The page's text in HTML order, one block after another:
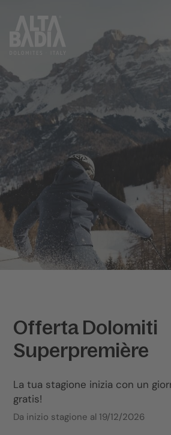
Offerta Dolomiti
Superpremière
La tua stagione inizia con un
gratis!
Da inizio stagione al 19/12/2026